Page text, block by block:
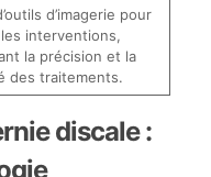
d’imagerie pour
interventions,
la précision et la
des traitements.
discale :